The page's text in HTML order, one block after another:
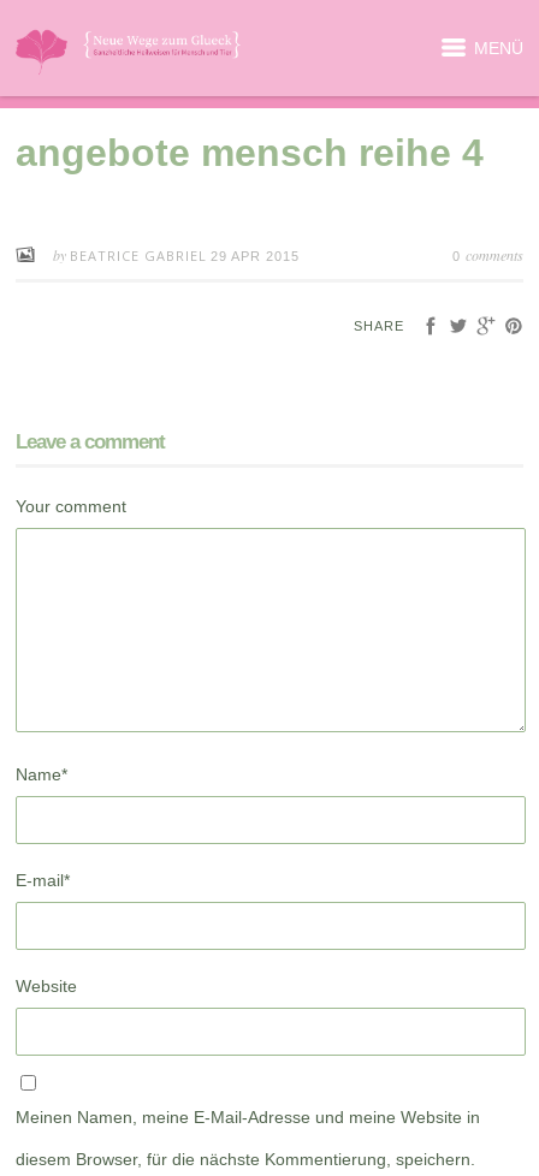
MENÜ
angebote mensch reihe 4
by BEATRICE GABRIEL 29 APR 2015 0 comments
SHARE
Leave a comment
Your comment
Name*
E-mail*
Website
Meinen Namen, meine E-Mail-Adresse und meine Website in
diesem Browser, für die nächste Kommentierung, speichern.